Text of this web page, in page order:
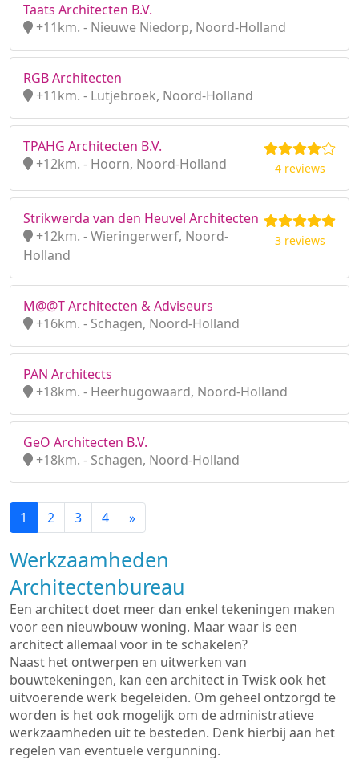
Taats Architecten B.V.
+11km. - Nieuwe Niedorp, Noord-Holland
RGB Architecten
+11km. - Lutjebroek, Noord-Holland
TPAHG Architecten B.V.
+12km. - Hoorn, Noord-Holland
4 reviews
Strikwerda van den Heuvel Architecten
+12km. - Wieringerwerf, Noord-
Holland
3 reviews
M@@T Architecten & Adviseurs
+16km. - Schagen, Noord-Holland
PAN Architects
+18km. - Heerhugowaard, Noord-Holland
GeO Architecten B.V.
+18km. - Schagen, Noord-Holland
1 2 3 4 »
Werkzaamheden
Architectenbureau
Een architect doet meer dan enkel tekeningen maken
voor een nieuwbouw woning. Maar waar is een
architect allemaal voor in te schakelen?
Naast het ontwerpen en uitwerken van
bouwtekeningen, kan een architect in Twisk ook het
uitvoerende werk begeleiden. Om geheel ontzorgd te
worden is het ook mogelijk om de administratieve
werkzaamheden uit te besteden. Denk hierbij aan het
regelen van eventuele vergunning.